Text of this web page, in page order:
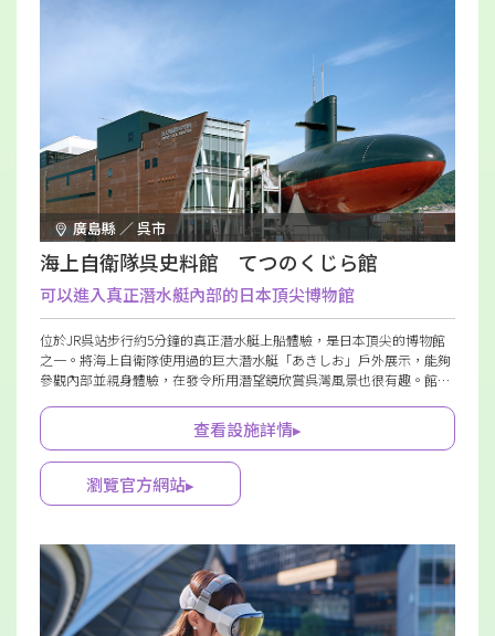
廣島縣 ／ 呉市
海上自衛隊呉史料館 てつのくじら館
可以進入真正潛水艇內部的日本頂尖博物館
位於JR呉站步行約5分鐘的真正潛水艇上船體驗，是日本頂尖的博物館
之一。將海上自衛隊使用過的巨大潛水艇「あきしお」戶外展示，能夠
參觀內部並親身體驗，在發令所用潛望鏡欣賞呉灣風景也很有趣。館內
啡廳。
查看設施詳情▸
瀏覽官方網站▸